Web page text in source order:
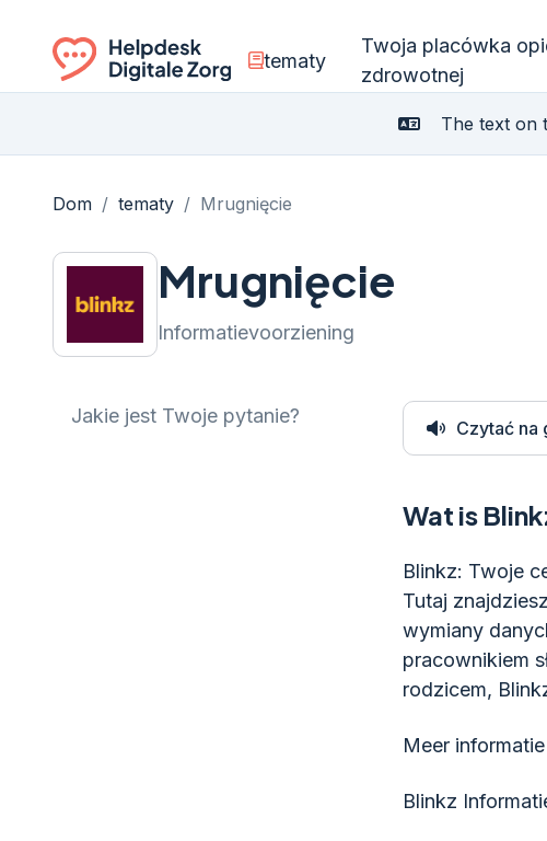
Ga naar de homepagina
tematy
Twoja placówka
zdrowotnej
The text on
Dom / tematy / Mrugnięcie
Mrugnięcie
Informatievoorziening
Jakie jest Twoje pytanie?
Czytać na
Wat is
Blinkz: Twoje
Tutaj
wymiany
pracownikiem
rodzicem,
Meer
Blinkz